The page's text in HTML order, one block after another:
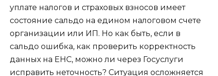
уплате налогов и страховых взносов имеет
состояние сальдо на едином налоговом счете
организации или ИП. Но как быть, если в
сальдо ошибка, как проверить корректность
данных на ЕНС, можно ли через Госуслуги
исправить неточность? Ситуация осложняется